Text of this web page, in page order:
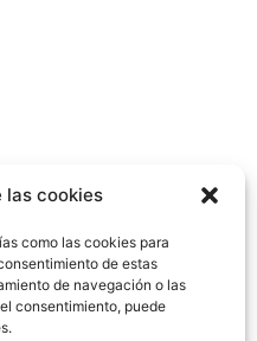
las cookies
como las cookies para
de estas
de navegación o las
consentimiento, puede